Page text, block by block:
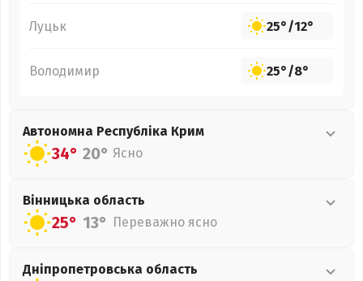
Луцьк 25°/12°
Володимир 25°/8°
Автономна Республіка Крим
34° 20° Ясно
Вінницька область
25° 13° Переважно ясно
Дніпропетровська область